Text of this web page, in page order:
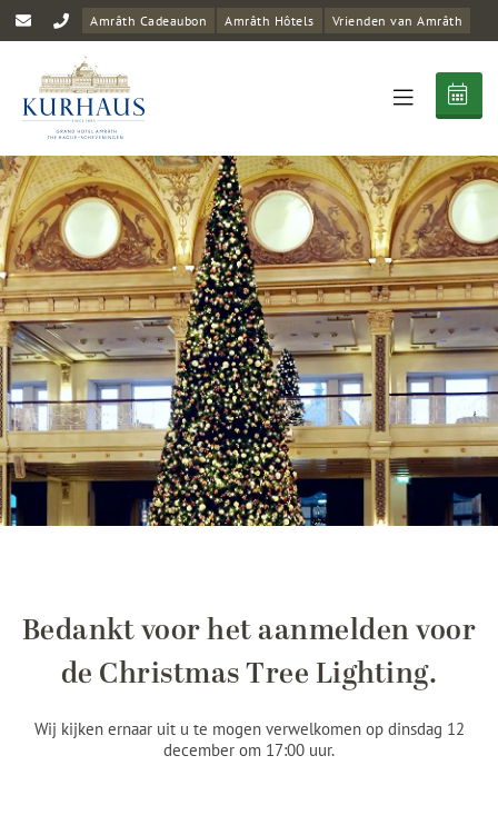
Amrâth Cadeaubon Amrâth Hôtels Vrienden van Amrâth
Bedankt voor het aanmelden voor
de Christmas Tree Lighting.
Wij kijken ernaar uit u te mogen verwelkomen op dinsdag 12
december om 17:00 uur.